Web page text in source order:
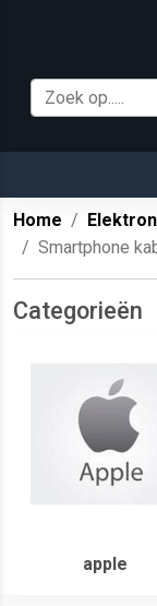
Home
Smartphone
Categorieën
apple